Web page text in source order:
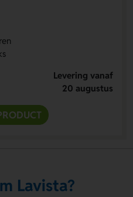
Levering vanaf
20 augustus
Lavista?